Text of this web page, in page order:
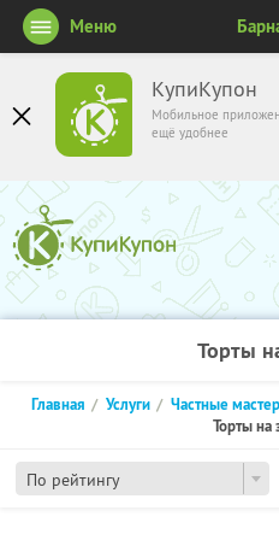
КупиКупон
Мобильное
ещё удобнее
Меню
Торты
По рейтингу
Главная Услуги Частные
Торты на